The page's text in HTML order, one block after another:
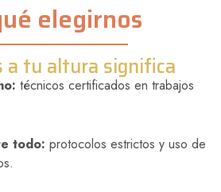
elegirnos
a tu altura significa
técnicos certificados en trabajos
todo: protocolos estrictos y uso de